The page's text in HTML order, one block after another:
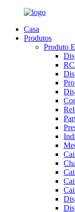
Casa
Produtos
Produto